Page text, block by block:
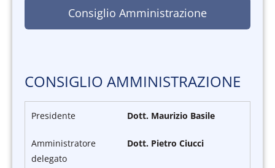
Consiglio Amministrazione
CONSIGLIO AMMINISTRAZIONE
Presidente Dott. Maurizio Basile
Amministratore
delegato
Dott. Pietro Ciucci